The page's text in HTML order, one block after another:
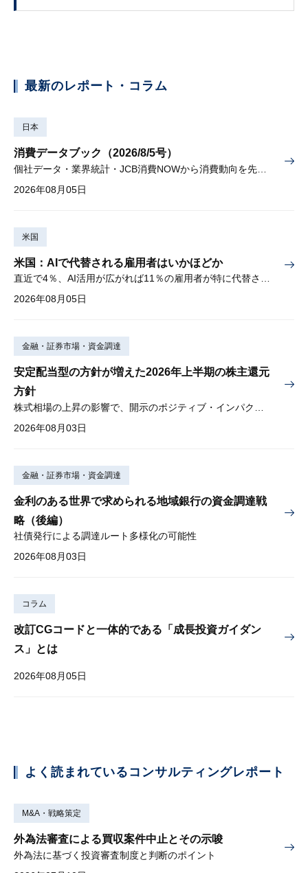
最新のレポート・コラム
日本
消費データブック（2026/8/5号）
2026年08月05日
米国
米国：AIで代替される雇用者はいかほどか
直近で4％、AI活用が広がれば11％の雇用者が特に代替されやすい
2026年08月05日
金融・証券市場・資金調達
安定配当型の方針が増えた2026年上半期の株主還元
方針
2026年08月03日
金融・証券市場・資金調達
金利のある世界で求められる地域銀行の資金調達戦
略（後編）
社債発行による調達ルート多様化の可能性
2026年08月03日
コラム
改訂CGコードと一体的である「成長投資ガイダン
ス」とは
2026年08月05日
よく読まれているコンサルティングレポート
M&A・戦略策定
外為法審査による買収案件中止とその示唆
外為法に基づく投資審査制度と判断のポイント